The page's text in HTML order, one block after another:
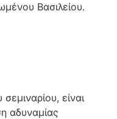
Βασιλείου.
είναι
αδυναμίας